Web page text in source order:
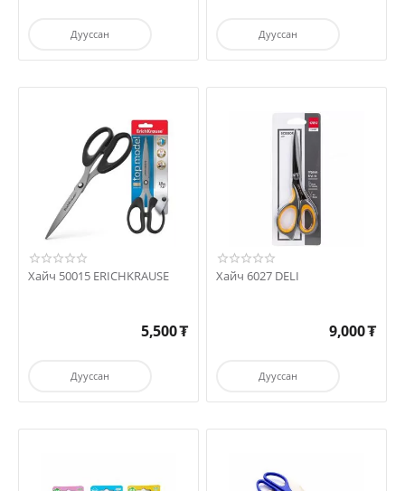
Дууссан Дууссан
Хайч 50015 ERICHKRAUSE
5,500₮
Дууссан
Хайч 6027 DELI
9,000₮
Дууссан